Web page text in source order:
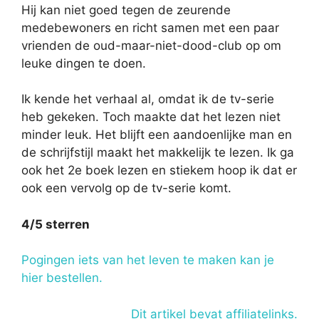
Hij kan niet goed tegen de zeurende
medebewoners en richt samen met een paar
vrienden de oud-maar-niet-dood-club op om
leuke dingen te doen.
Ik kende het verhaal al, omdat ik de tv-serie
heb gekeken. Toch maakte dat het lezen niet
minder leuk. Het blijft een aandoenlijke man en
de schrijfstijl maakt het makkelijk te lezen. Ik ga
ook het 2e boek lezen en stiekem hoop ik dat er
ook een vervolg op de tv-serie komt.
4/5 sterren
Pogingen iets van het leven te maken kan je
hier bestellen.
Dit artikel bevat affiliatelinks.